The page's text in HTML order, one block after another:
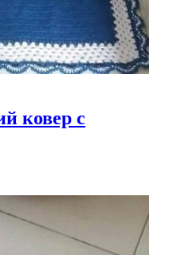
ковер с